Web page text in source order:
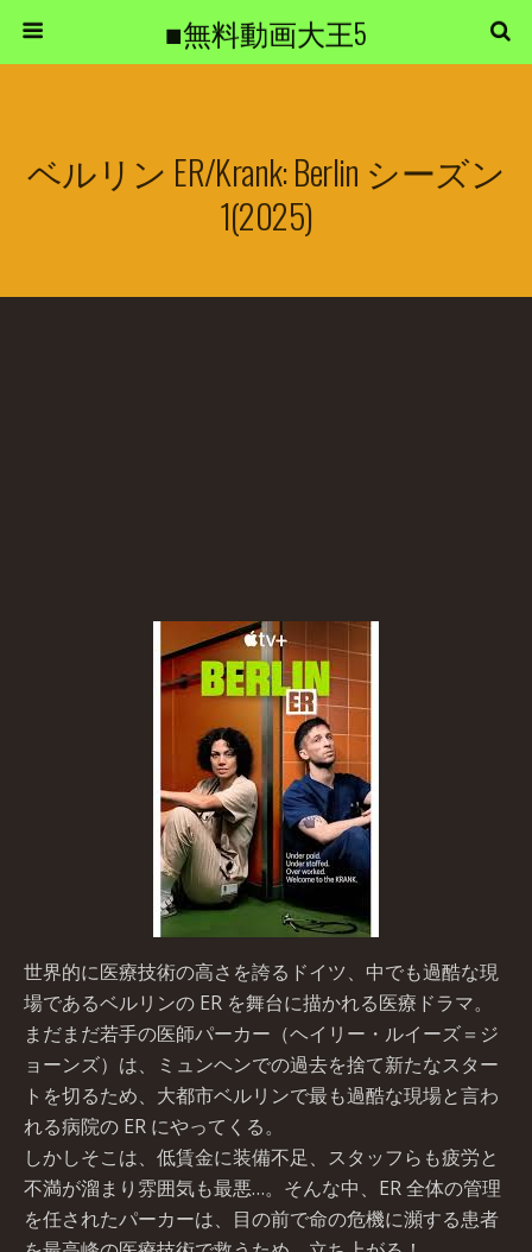
■無料動画大王5
ベルリン ER/Krank: Berlin シーズン
1(2025)
世界的に医療技術の高さを誇るドイツ、中でも過酷な現
場であるベルリンの ER を舞台に描かれる医療ドラマ。
まだまだ若手の医師パーカー（ヘイリー・ルイーズ＝ジ
ョーンズ）は、ミュンヘンでの過去を捨て新たなスター
トを切るため、大都市ベルリンで最も過酷な現場と言わ
れる病院の ER にやってくる。
しかしそこは、低賃金に装備不足、スタッフらも疲労と
不満が溜まり雰囲気も最悪…。そんな中、ER 全体の管理
を任されたパーカーは、目の前で命の危機に瀕する患者